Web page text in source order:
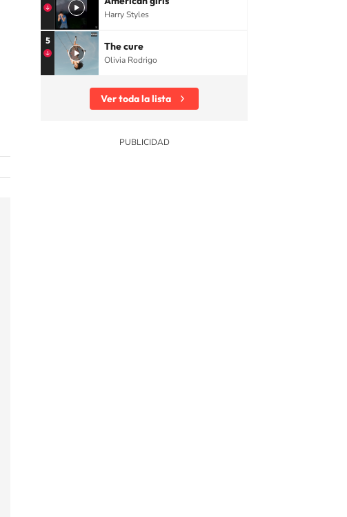
Harry Styles
5 The cure
Olivia Rodrigo
Ver toda la lista